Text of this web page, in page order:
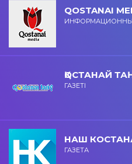
QOSTANAI
ҚОСТАНАЙ
ГАЗЕТІ
НАШ
ГАЗЕТА